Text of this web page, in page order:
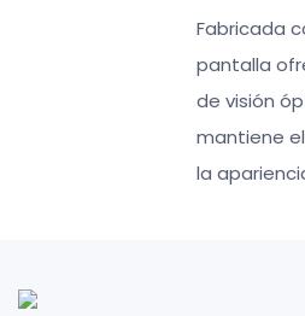
Fabricada
pantalla
de visión
mantiene
la